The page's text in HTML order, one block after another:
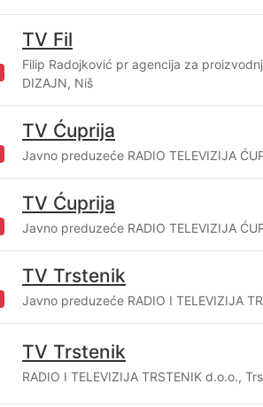
TV Fil
Filip Radojković pr agencija za
DIZAJN, Niš
TV Ćuprija
Javno preduzeće RADIO TELEVIZIJA
TV Ćuprija
Javno preduzeće RADIO TELEVIZIJA
TV Trstenik
Javno preduzeće RADIO I TELEVIZIJA
TV Trstenik
RADIO I TELEVIZIJA TRSTENIK d.o.o.,